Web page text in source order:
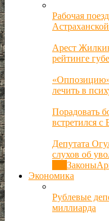
Рабочая
Арест
рейтинге
лечить в
Порадовать
встретился
Депутата
слухов об
Законы
Экономика
Рублевые
миллиарда